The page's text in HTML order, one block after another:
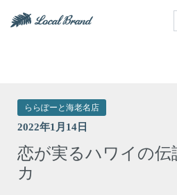
ららぽーと海老名店
2022年1月14日
恋が実るハワイの
カ